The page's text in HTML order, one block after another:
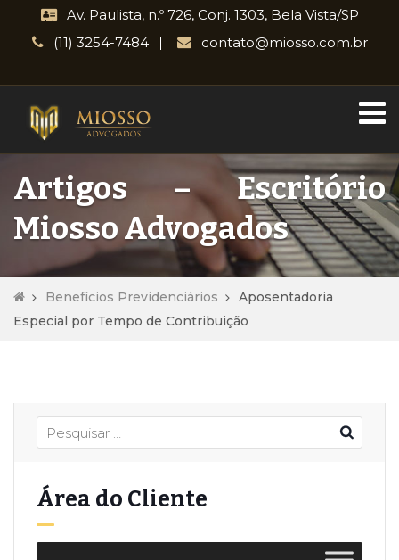
Av. Paulista, n.º 726, Conj. 1303, Bela Vista/SP
(11) 3254-7484
contato@miosso.com.br
Artigos – Escritório
Miosso Advogados
Benefícios Previdenciários
Aposentadoria
Especial por Tempo de Contribuição
Área do Cliente